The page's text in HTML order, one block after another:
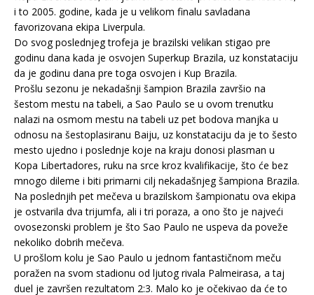
i to 2005. godine, kada je u velikom finalu savladana
favorizovana ekipa Liverpula.
Do svog poslednjeg trofeja je brazilski velikan stigao pre
godinu dana kada je osvojen Superkup Brazila, uz konstataciju
da je godinu dana pre toga osvojen i Kup Brazila.
Prošlu sezonu je nekadašnji šampion Brazila završio na
šestom mestu na tabeli, a Sao Paulo se u ovom trenutku
nalazi na osmom mestu na tabeli uz pet bodova manjka u
odnosu na šestoplasiranu Baiju, uz konstataciju da je to šesto
mesto ujedno i poslednje koje na kraju donosi plasman u
Kopa Libertadores, ruku na srce kroz kvalifikacije, što će bez
mnogo dileme i biti primarni cilj nekadašnjeg šampiona Brazila.
Na poslednjih pet mečeva u brazilskom šampionatu ova ekipa
je ostvarila dva trijumfa, ali i tri poraza, a ono što je najveći
ovosezonski problem je što Sao Paulo ne uspeva da poveže
nekoliko dobrih mečeva.
U prošlom kolu je Sao Paulo u jednom fantastičnom meču
poražen na svom stadionu od ljutog rivala Palmeirasa, a taj
duel je završen rezultatom 2:3. Malo ko je očekivao da će to